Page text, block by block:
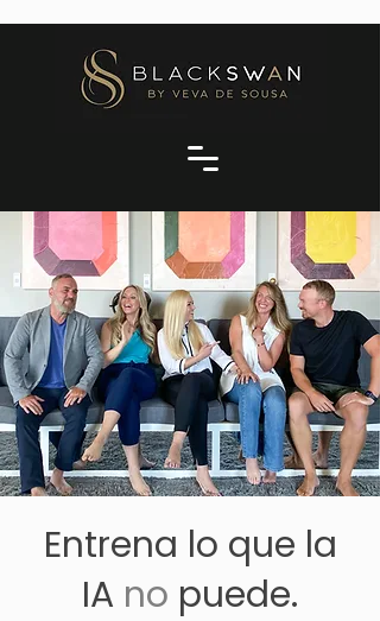
Entrena lo que la
IA no puede.